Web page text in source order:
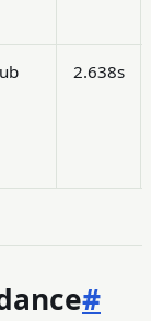
2.638s
#